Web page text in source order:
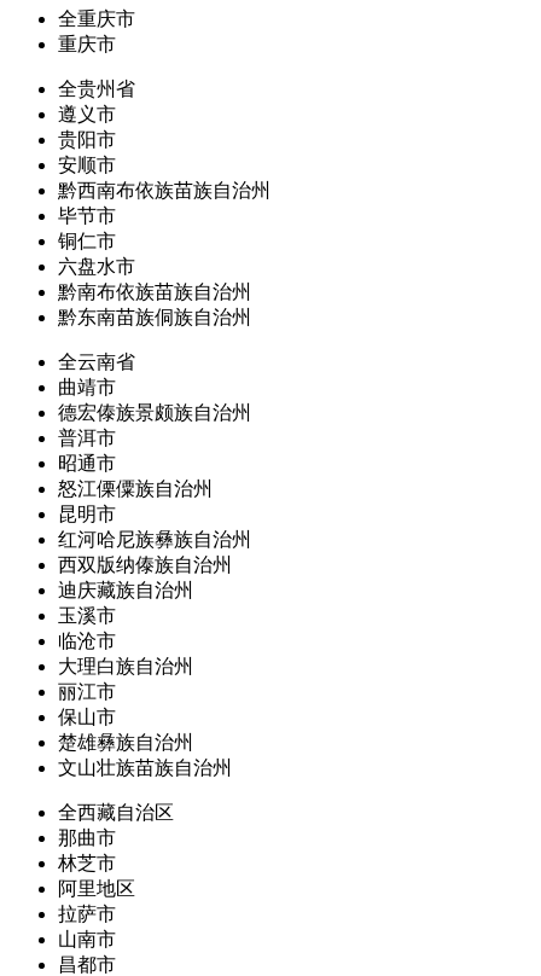
全重庆市
重庆市
全贵州省
遵义市
贵阳市
安顺市
黔西南布依族苗族自治州
毕节市
铜仁市
六盘水市
黔南布依族苗族自治州
黔东南苗族侗族自治州
全云南省
曲靖市
德宏傣族景颇族自治州
普洱市
昭通市
怒江傈僳族自治州
昆明市
红河哈尼族彝族自治州
西双版纳傣族自治州
迪庆藏族自治州
玉溪市
临沧市
大理白族自治州
丽江市
保山市
楚雄彝族自治州
文山壮族苗族自治州
全西藏自治区
那曲市
林芝市
阿里地区
拉萨市
山南市
昌都市